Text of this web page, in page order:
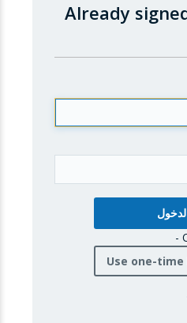
Already
Use one-